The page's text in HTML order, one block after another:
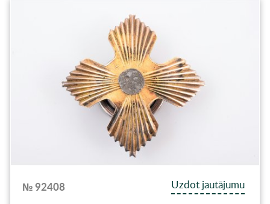
№ 92408
Uzdot jautājumu